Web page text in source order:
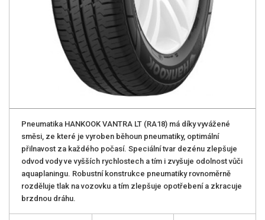
Pneumatika HANKOOK VANTRA LT (RA18) má díky vyvážené
směsi, ze které je vyroben běhoun pneumatiky, optimální
přilnavost za každého počasí. Speciální tvar dezénu zlepšuje
odvod vody ve vyšších rychlostech a tím i zvyšuje odolnost vůči
aquaplaningu. Robustní konstrukce pneumatiky rovnoměrně
rozděluje tlak na vozovku a tím zlepšuje opotřebení a zkracuje
brzdnou dráhu.